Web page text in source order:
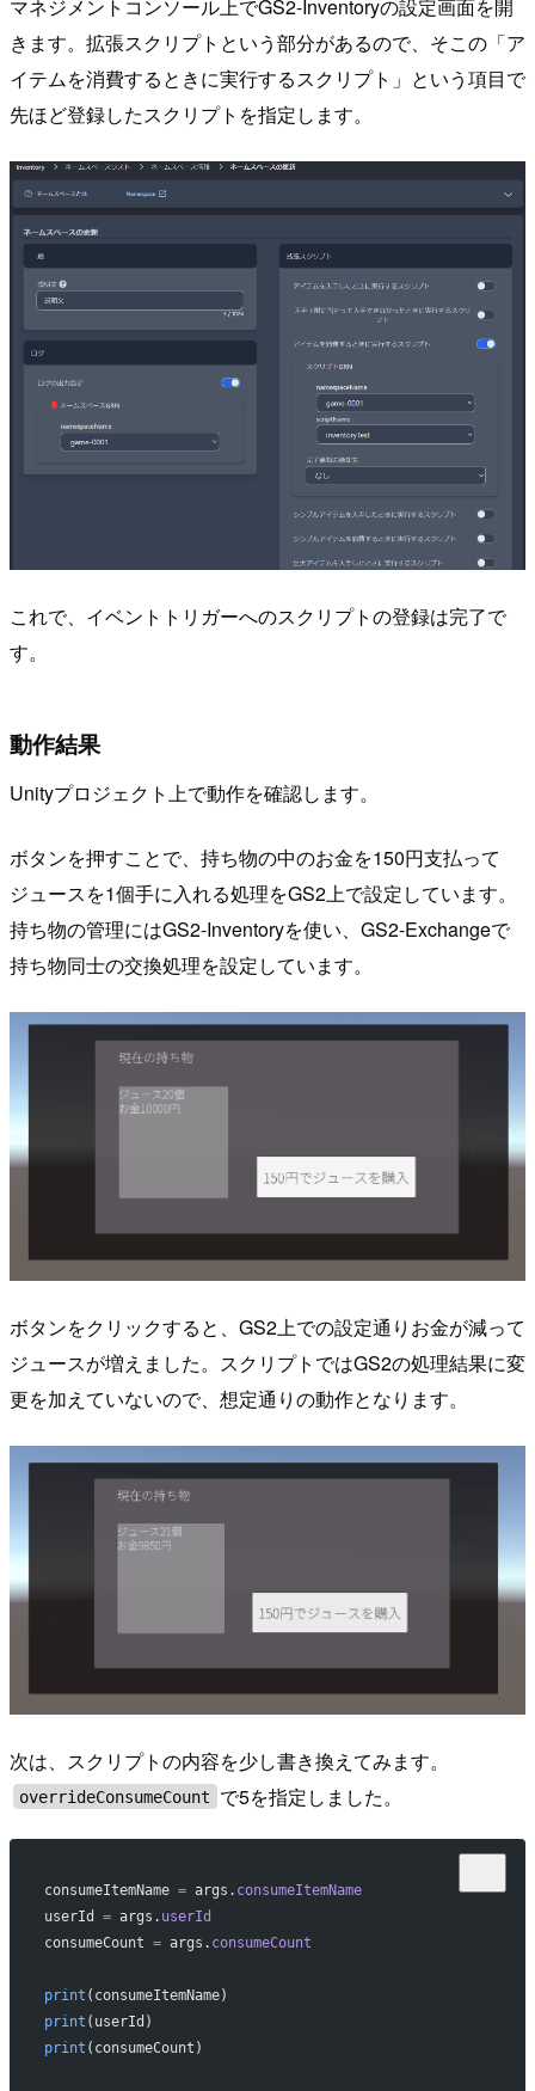
マネジメントコンソール上でGS2-Inventoryの設定画面を開
きます。拡張スクリプトという部分があるので、そこの「ア
イテムを消費するときに実行するスクリプト」という項目で
先ほど登録したスクリプトを指定します。
これで、イベントトリガーへのスクリプトの登録は完了で
す。
動作結果
Unityプロジェクト上で動作を確認します。
ボタンを押すことで、持ち物の中のお金を150円支払って
ジュースを1個手に入れる処理をGS2上で設定しています。
持ち物の管理にはGS2-Inventoryを使い、GS2-Exchangeで
持ち物同士の交換処理を設定しています。
ボタンをクリックすると、GS2上での設定通りお金が減って
ジュースが増えました。スクリプトではGS2の処理結果に変
更を加えていないので、想定通りの動作となります。
次は、スクリプトの内容を少し書き換えてみます。
overrideConsumeCount で5を指定しました。
consumeItemName = args. consumeItemName
userId = args. userId
consumeCount = args. consumeCount
print (consumeItemName)
print (userId)
print (consumeCount)